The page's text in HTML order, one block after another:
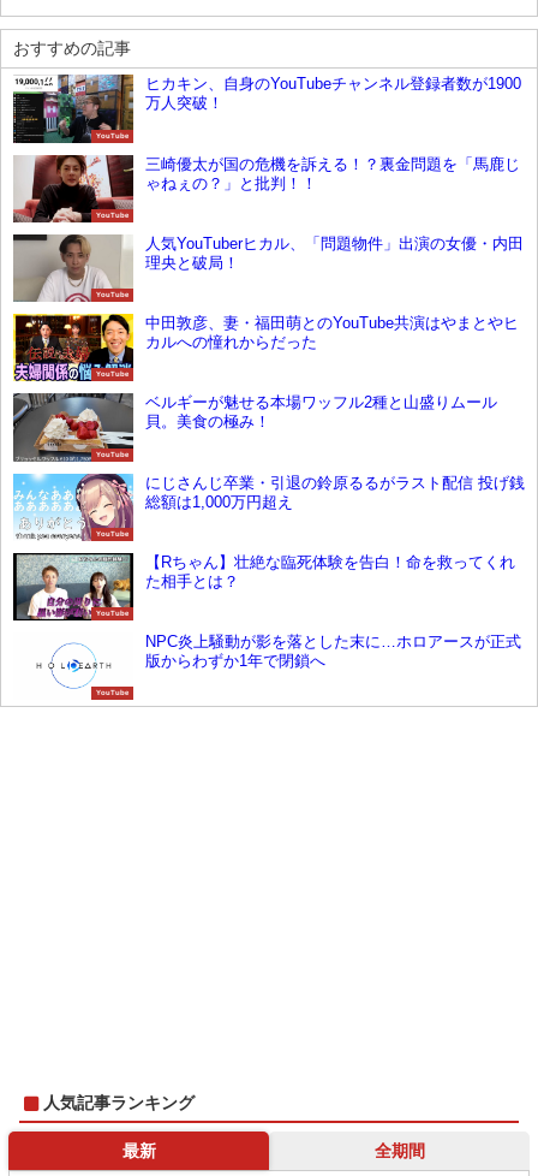
おすすめの記事
YouTube
ヒカキン、自身のYouTubeチャンネル登録者数が1900
万人突破！
YouTube
三崎優太が国の危機を訴える！？裏金問題を「馬鹿じ
ゃねぇの？」と批判！！
YouTube
人気YouTuberヒカル、「問題物件」出演の女優・内田
理央と破局！
YouTube
中田敦彦、妻・福田萌とのYouTube共演はやまとやヒ
カルへの憧れからだった
YouTube
ベルギーが魅せる本場ワッフル2種と山盛りムール
貝。美食の極み！
YouTube
にじさんじ卒業・引退の鈴原るるがラスト配信 投げ銭
総額は1,000万円超え
YouTube
【Rちゃん】壮絶な臨死体験を告白！命を救ってくれ
た相手とは？
YouTube
NPC炎上騒動が影を落とした末に…ホロアースが正式
版からわずか1年で閉鎖へ
人気記事ランキング
最新 全期間